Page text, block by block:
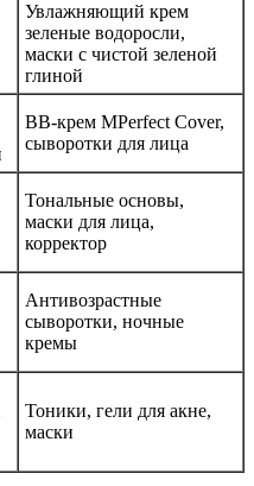
Увлажняющий крем
зеленые водоросли,
маски с чистой зеленой
глиной
BB-крем MPerfect Cover,
сыворотки для лица
Тональные основы,
маски для лица,
корректор
Антивозрастные
сыворотки, ночные
кремы
Тоники, гели для акне,
маски